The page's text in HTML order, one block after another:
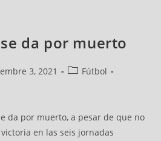
da por muerto
3, 2021
Fútbol
da por muerto, a pesar de que no
en las seis jornadas